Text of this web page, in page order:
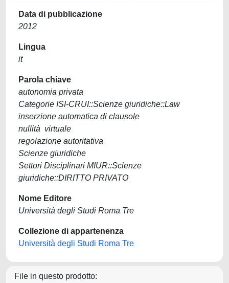
Data di pubblicazione
2012
Lingua
it
Parola chiave
autonomia privata
Categorie ISI-CRUI::Scienze giuridiche::Law
inserzione automatica di clausole
nullità virtuale
regolazione autoritativa
Scienze giuridiche
Settori Disciplinari MIUR::Scienze
giuridiche::DIRITTO PRIVATO
Nome Editore
Università degli Studi Roma Tre
Collezione di appartenenza
Università degli Studi Roma Tre
File in questo prodotto: